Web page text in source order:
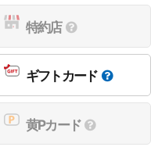
特約店
ギフトカード
黄Pカード